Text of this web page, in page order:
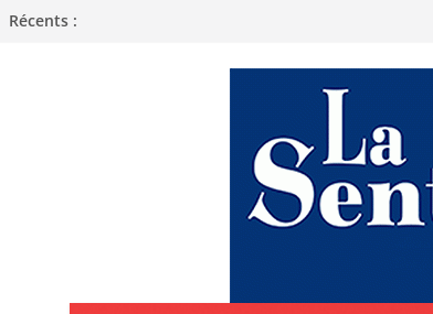
Récents :